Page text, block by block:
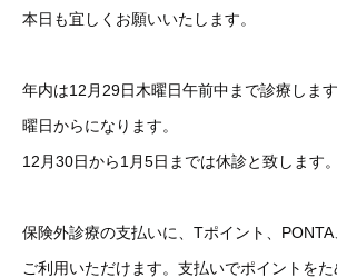
本日も宜しくお願いいたします。
年内は12月29日木曜日午前中まで診療しま
曜日からになります。
12月30日から1月5日までは休診と致します。
保険外診療の支払いに、Tポイント、
ご利用いただけます。支払いでポイントを